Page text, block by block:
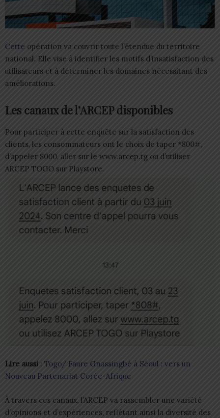
Cette opération va couvrir toute l’étendue du territoire
national. Elle vise à identifier les motifs d’insatisfaction des
utilisateurs et à déterminer les domaines nécessitant des
améliorations.
Les canaux de l’ARCEP disponibles
Pour participer à cette enquête sur la satisfaction des
clients, les consommateurs ont le choix de taper *800#,
d’appeler 8000, aller sur le www.arcep.tg ou d’utiliser
ARCEP TOGO sur Playstore.
Lire aussi : Togo/ Faure Gnassingbé à Séoul : vers un
Nouveau Partenariat Corée-Afrique
À travers ces canaux, l’ARCEP va rassembler une variété
d’opinions et d’expériences, reflétant ainsi la diversité des